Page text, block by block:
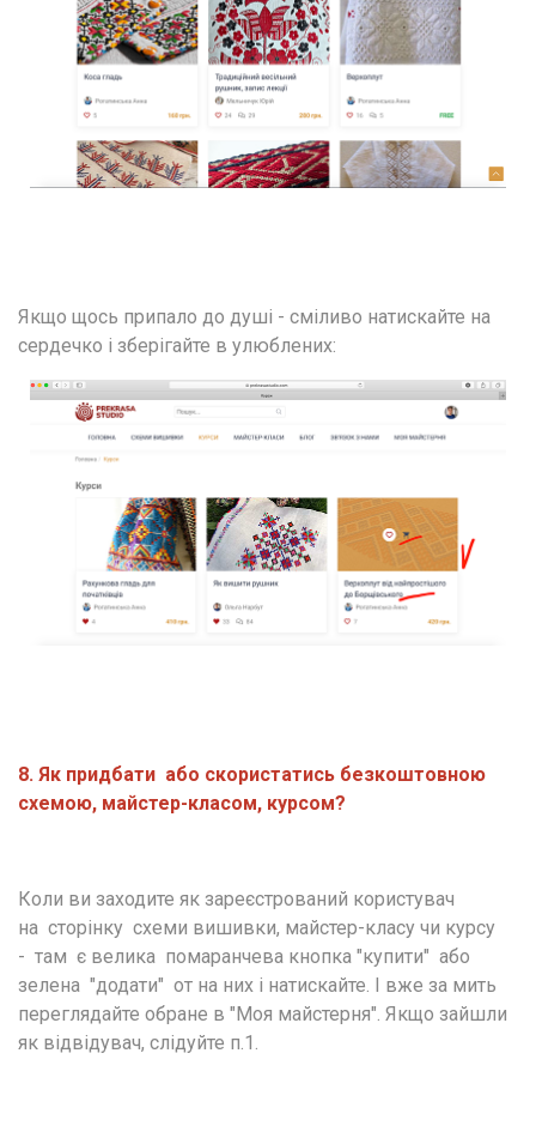
Якщо щось припало до душі - сміливо натискайте на
сердечко і зберігайте в улюблених:
8. Як придбати  або скористатись безкоштовною
схемою, майстер-класом, курсом?
Коли ви заходите як зареєстрований користувач
на  сторінку  схеми вишивки, майстер-класу чи курсу
-  там  є велика  помаранчева кнопка "купити"  або
зелена  "додати"  от на них і натискайте. І вже за мить
переглядайте обране в "Моя майстерня". Якщо зайшли
як відвідувач, слідуйте п.1.